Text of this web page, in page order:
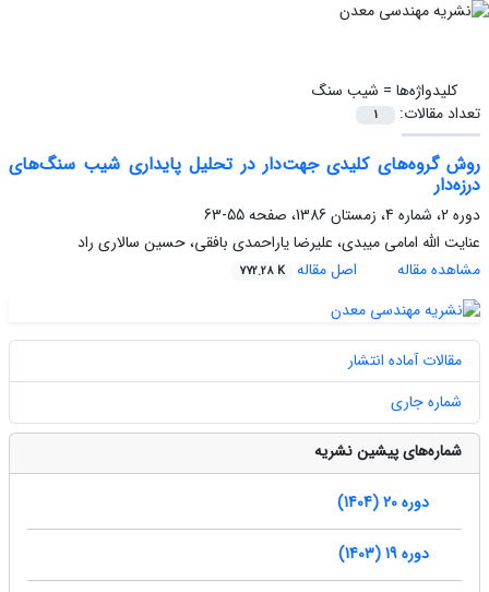
کلیدواژه‌ها = شیب سنگ
تعداد مقالات:
1
روش گروه‌های کلیدی جهت‌دار در تحلیل پایداری شیب سنگ‌های
درزه‌دار
دوره 2، شماره 4، زمستان 1386، صفحه
55-63
عنایت الله امامی میبدی، علیرضا یاراحمدی بافقی، حسین سالاری راد
مشاهده مقاله
اصل مقاله 772.28 K
مقالات آماده انتشار
شماره جاری
شماره‌های پیشین نشریه
دوره 20 (1404)
دوره 19 (1403)